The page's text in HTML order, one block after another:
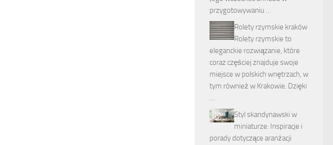
przygotowywaniu …
Rolety rzymskie kraków
Rolety rzymskie to
eleganckie rozwiązanie, które
coraz częściej znajduje swoje
miejsce w polskich wnętrzach, w
tym również w Krakowie. Dzięki
…
Styl skandynawski w
miniaturze: Inspiracje i
porady dotyczące aranżacji